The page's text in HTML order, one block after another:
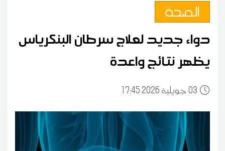
الصحة
دواء جديد لعلاج سرطان البنكرياس
يظهر نتائج واعدة
0317:45 2026 جويلية